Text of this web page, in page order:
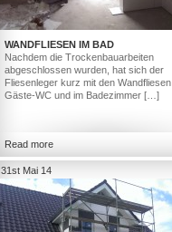
WANDFLIESEN IM BAD
Nachdem die Trockenbauarbeiten
abgeschlossen wurden, hat sich der
Fliesenleger kurz mit den
Gäste-WC und im Badezimmer […]
Read more
31st Mai 14